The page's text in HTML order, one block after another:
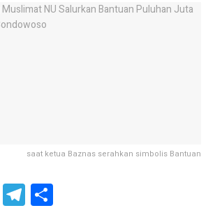
saat ketua Baznas serahkan simbolis Bantuan
T T